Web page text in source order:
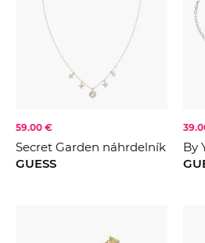
59.00 €
Secret Garden náhrdelník
GUESS
By